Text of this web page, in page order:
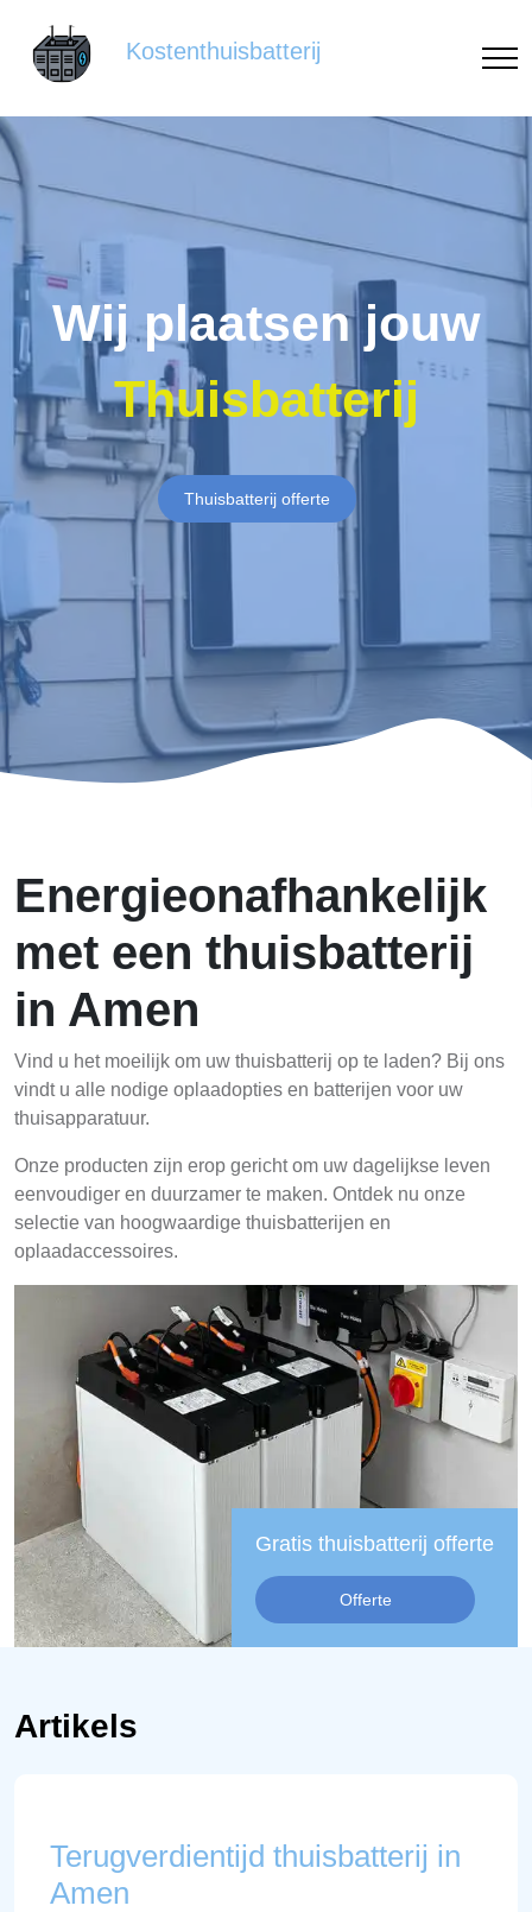
Kostenthuisbatterij
Wij plaatsen jouw
Thuisbatterij
Thuisbatterij offerte
Energieonafhankelijk
met een thuisbatterij
in Amen
Vind u het moeilijk om uw thuisbatterij op te laden? Bij ons
vindt u alle nodige oplaadopties en batterijen voor uw
thuisapparatuur.
Onze producten zijn erop gericht om uw dagelijkse leven
eenvoudiger en duurzamer te maken. Ontdek nu onze
selectie van hoogwaardige thuisbatterijen en
oplaadaccessoires.
Gratis thuisbatterij offerte
Offerte
Artikels
Terugverdientijd thuisbatterij in
Amen